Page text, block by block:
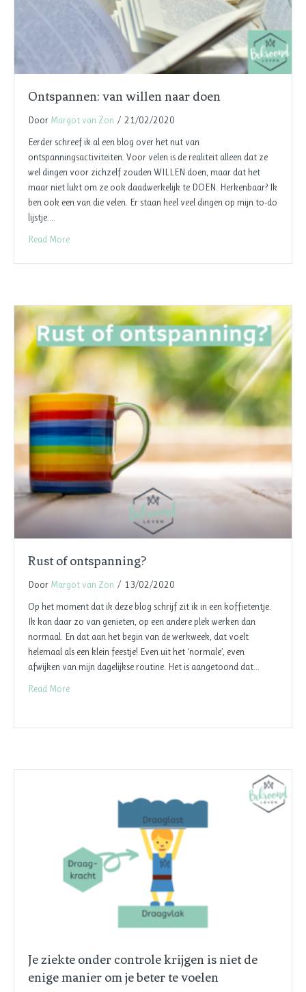
Ontspannen: van willen naar doen
Door Margot van Zon / 21/02/2020
Eerder schreef ik al een blog over het nut van
ontspanningsactiviteiten. Voor velen is de realiteit alleen dat ze
wel dingen voor zichzelf zouden WILLEN doen, maar dat het
maar niet lukt om ze ook daadwerkelijk te DOEN. Herkenbaar? Ik
ben ook een van die velen. Er staan heel veel dingen op mijn to-do
lijstje.…
Read More
Rust of ontspanning?
Door Margot van Zon / 13/02/2020
Op het moment dat ik deze blog schrijf zit ik in een koffietentje.
Ik kan daar zo van genieten, op een andere plek werken dan
normaal. En dat aan het begin van de werkweek, dat voelt
helemaal als een klein feestje! Even uit het ‘normale’, even
afwijken van mijn dagelijkse routine. Het is aangetoond dat…
Read More
Je ziekte onder controle krijgen is niet de
enige manier om je beter te voelen